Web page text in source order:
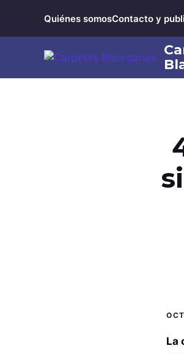
contenido
Quiénes somosContacto y
La